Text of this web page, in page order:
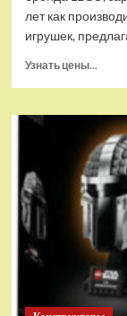
лет как
игрушек,
Узнать цены...
(EU)
LEGO
Speed
2
Fast
Nissan
Skyl